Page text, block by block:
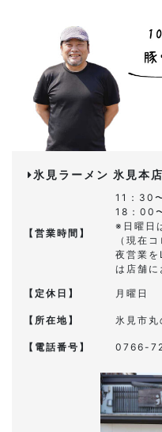
氷見ラーメン 氷見本店
【営業時間】
11：30
18：00
※日曜日
（現在
夜営業
は店舗に
【定休日】 月曜日
【所在地】 氷見市
【電話番号】 0766-